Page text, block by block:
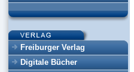
Freiburger Verlag
Digitale Bücher